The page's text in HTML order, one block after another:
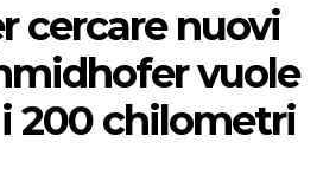
cercare nuovi
vuole
200 chilometri